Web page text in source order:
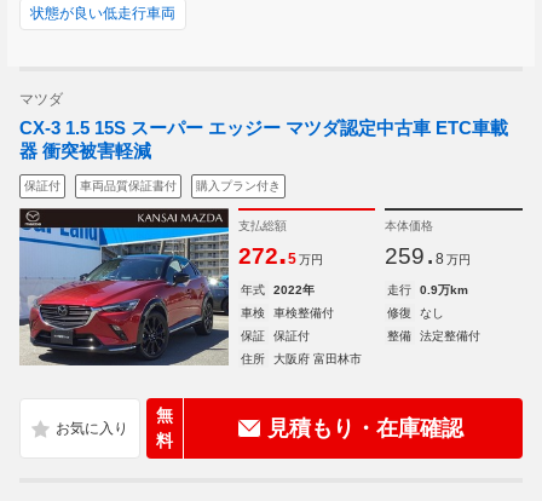
状態が良い低走行車両
マツダ
CX-3 1.5 15S スーパー エッジー マツダ認定中古車 ETC車載
器 衝突被害軽減
保証付 車両品質保証書付 購入プラン付き
支払総額
272.5 万円
本体価格
259. 8 万円
年式 2022年 走行
0.9万km
車検
車検整備付 修復
なし
保証
保証付 整備
法定整備付
住所
大阪府 富田林市
無
料
見積もり・在庫確認